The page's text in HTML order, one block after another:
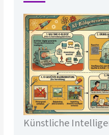
Künstliche